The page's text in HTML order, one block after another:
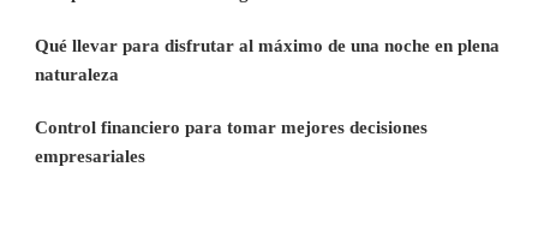
Qué llevar para disfrutar al máximo de una noche en plena
naturaleza
Control financiero para tomar mejores decisiones
empresariales